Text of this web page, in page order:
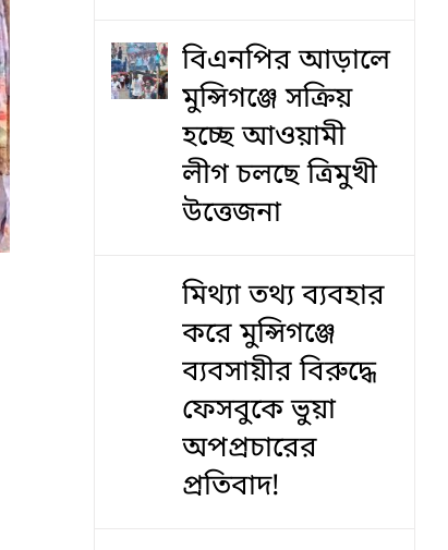
বিএনপির আড়ালে
মুন্সিগঞ্জে সক্রিয়
হচ্ছে আওয়ামী
লীগ চলছে ত্রিমুখী
উত্তেজনা
মিথ্যা তথ্য ব্যবহার
করে মুন্সিগঞ্জে
ব্যবসায়ীর বিরুদ্ধে
ফেসবুকে ভুয়া
অপপ্রচারের
প্রতিবাদ!